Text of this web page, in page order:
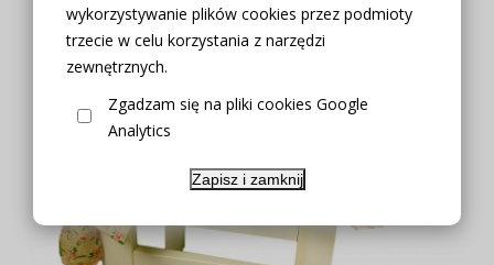
wykorzystywanie plików cookies przez podmioty
trzecie w celu korzystania z narzędzi
zewnętrznych.
Zgadzam się na pliki cookies Google
Analytics
Zapisz i zamknij